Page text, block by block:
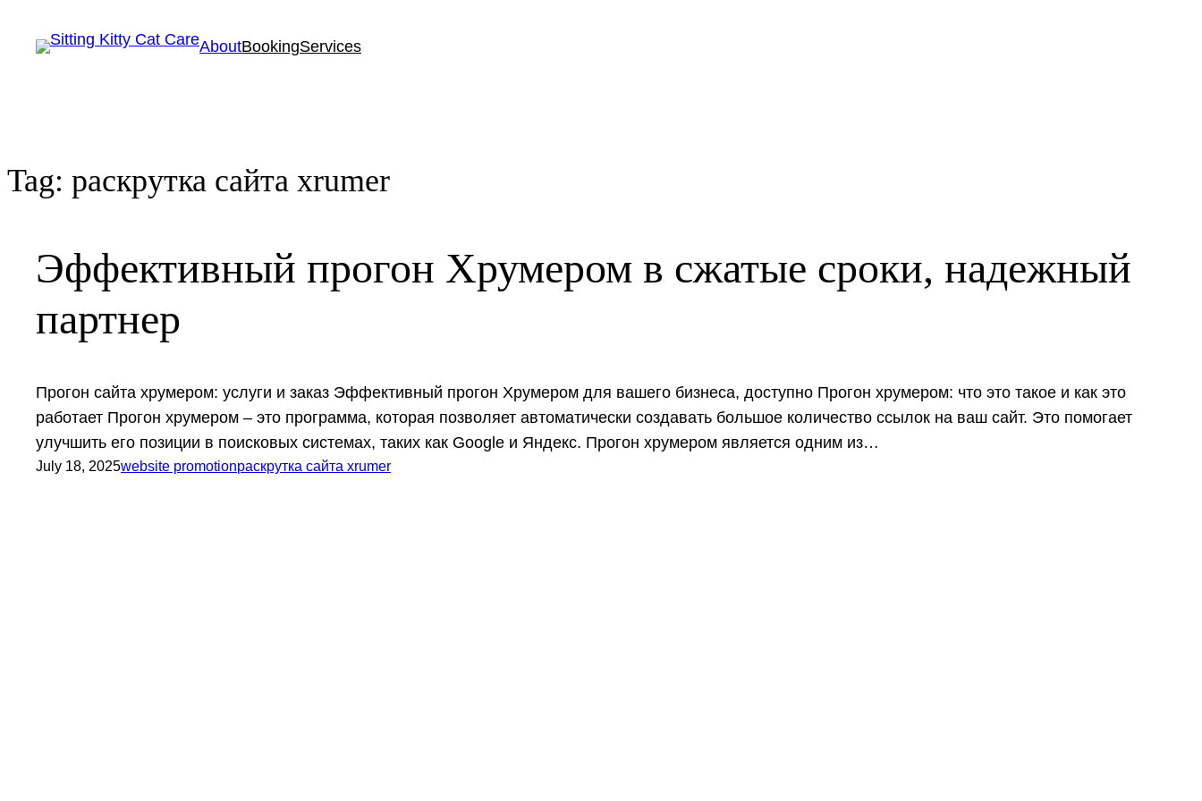
AboutBookingServices
Tag: раскрутка сайта xrumer
Эффективный прогон Хрумером в сжатые сроки, надежный
партнер
Прогон сайта хрумером: услуги и заказ Эффективный прогон Хрумером для вашего бизнеса, доступно Прогон хрумером: что это такое и как это
работает Прогон хрумером – это программа, которая позволяет автоматически создавать большое количество ссылок на ваш сайт. Это помогает
улучшить его позиции в поисковых системах, таких как Google и Яндекс. Прогон хрумером является одним из…
July 18, 2025website promotionраскрутка сайта xrumer